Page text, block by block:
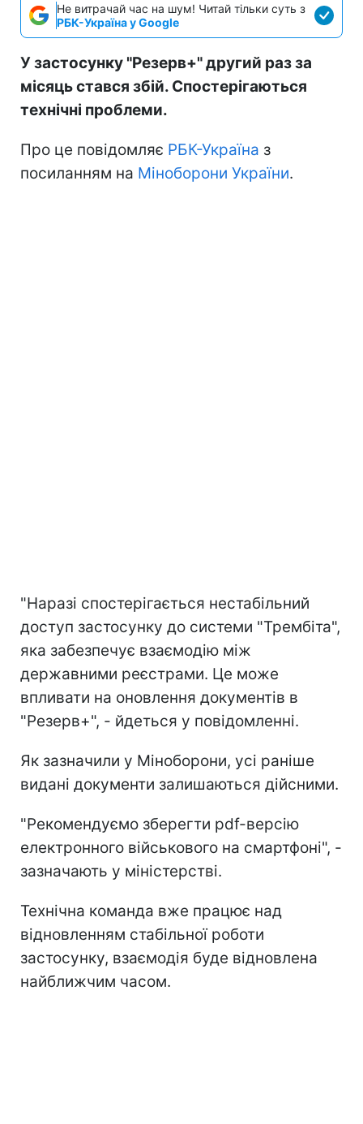
Не витрачай час на шум! Читай тільки суть з
РБК-Україна у Google
У застосунку "Резерв+" другий раз за
місяць стався збій. Спостерігаються
технічні проблеми.
Про це повідомляє РБК-Україна з
посиланням на Міноборони України.
"Наразі спостерігається нестабільний
доступ застосунку до системи "Трембіта",
яка забезпечує взаємодію між
державними реєстрами. Це може
впливати на оновлення документів в
"Резерв+", - йдеться у повідомленні.
Як зазначили у Міноборони, усі раніше
видані документи залишаються дійсними.
"Рекомендуємо зберегти pdf-версію
електронного військового на смартфоні", -
зазначають у міністерстві.
Технічна команда вже працює над
відновленням стабільної роботи
застосунку, взаємодія буде відновлена
найближчим часом.